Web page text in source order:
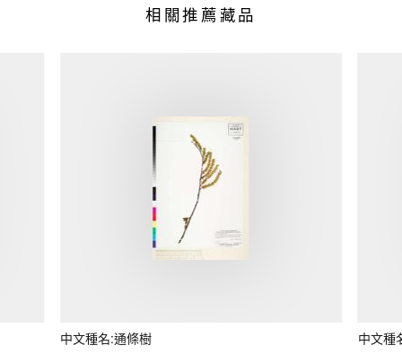
相關推薦藏品
中文種名:通條樹 中文種